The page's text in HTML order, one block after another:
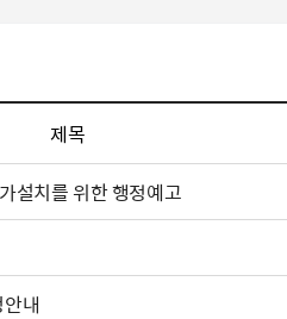
제목
설치를 위한 행정예고
내